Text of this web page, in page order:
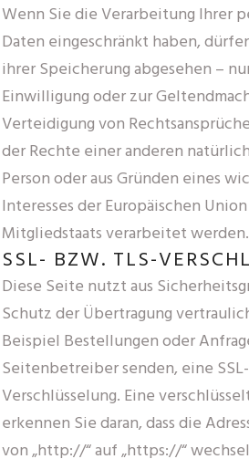
Wenn Sie die Verarbeitung Ihrer
Daten eingeschränkt haben,
ihrer Speicherung abgesehen –
Einwilligung oder zur
Verteidigung von
der Rechte einer anderen
Person oder aus Gründen eines
Interesses der Europäischen
Mitgliedstaats verarbeitet werden.
SSL- BZW. TLS-
Diese Seite nutzt aus
Schutz der Übertragung
Beispiel Bestellungen oder
Seitenbetreiber senden, eine
Verschlüsselung. Eine
erkennen Sie daran, dass die
von „http://“ auf „https://“